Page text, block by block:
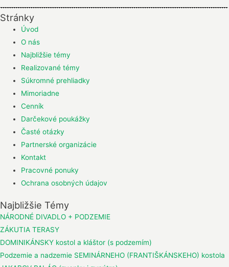
Stránky
Úvod
O nás
Najbližšie témy
Realizované témy
Súkromné prehliadky
Mimoriadne
Cenník
Darčekové poukážky
Časté otázky
Partnerské organizácie
Kontakt
Pracovné ponuky
Ochrana osobných údajov
Najbližšie Témy
NÁRODNÉ DIVADLO + PODZEMIE
ZÁKUTIA TERASY
DOMINIKÁNSKY kostol a kláštor (s podzemím)
Podzemie a nadzemie SEMINÁRNEHO (FRANTIŠKÁNSKEHO) kostola